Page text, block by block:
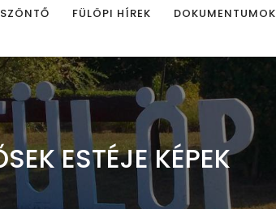
FÜLÖPI HÍREK DOKUMENTUMOK
ESTÉJE KÉPEK